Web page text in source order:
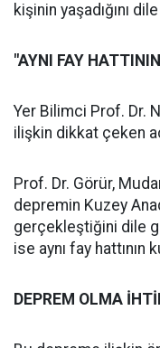
kişinin yaşadığını
"AYNI FAY
Yer Bilimci Prof. Dr.
ilişkin dikkat çeken
Prof. Dr. Görür,
depremin Kuzey
gerçekleştiğini dile
ise aynı fay
DEPREM OLMA